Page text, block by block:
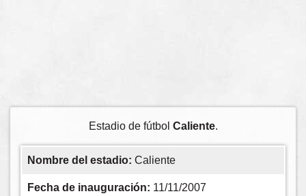
Estadio de fútbol Caliente.
Nombre del estadio: Caliente
Fecha de inauguración: 11/11/2007